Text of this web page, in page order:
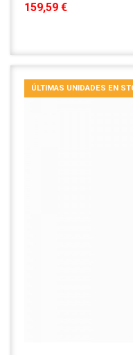
159,59 €
ÚLTIMAS UNIDADES EN